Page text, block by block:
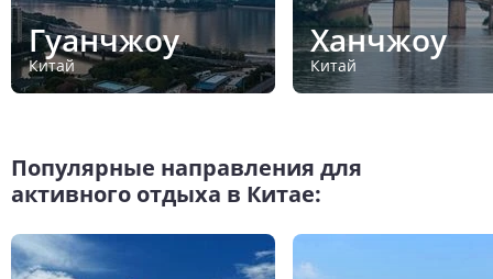
Гуанчжоу
Китай
Ханчжоу
Китай
Популярные направления для
активного отдыха в Китае: